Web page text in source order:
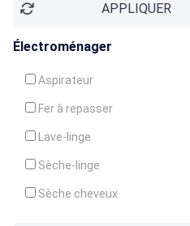
Congélateur
APPLIQUER
Électroménager
Aspirateur
Fer à repasser
Lave-linge
Sèche-linge
Sèche cheveux